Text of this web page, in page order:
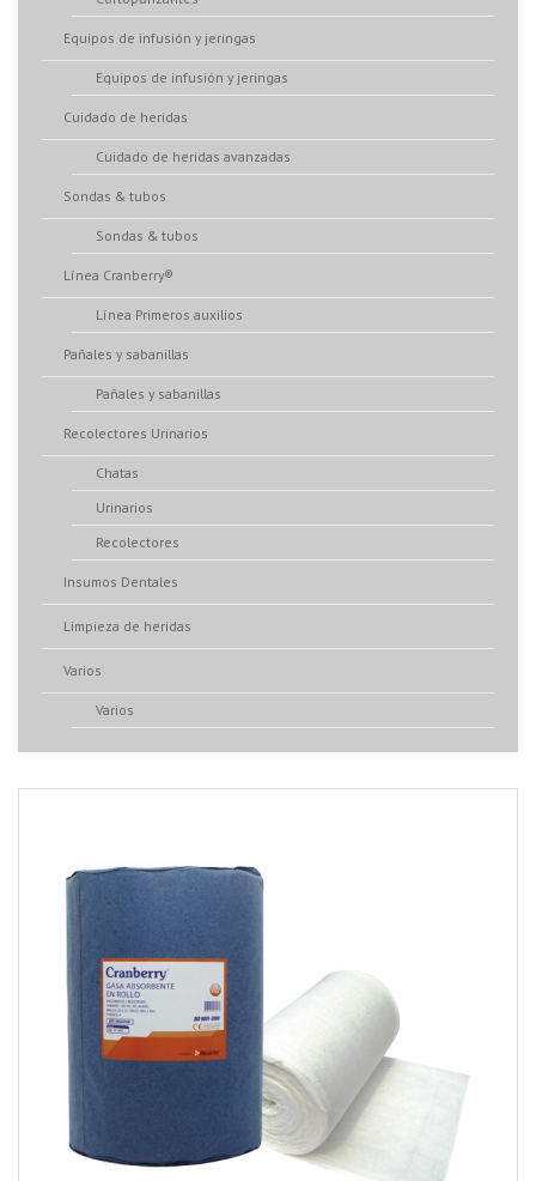
Equipos de infusión y jeringas
Equipos de infusión y jeringas
Cuidado de heridas
Cuidado de heridas avanzadas
Sondas & tubos
Sondas & tubos
Línea Cranberry®
Línea Primeros auxilios
Pañales y sabanillas
Pañales y sabanillas
Recolectores Urinarios
Chatas
Urinarios
Recolectores
Insumos Dentales
Limpieza de heridas
Varios
Varios